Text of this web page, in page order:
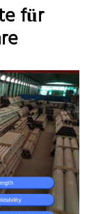
für